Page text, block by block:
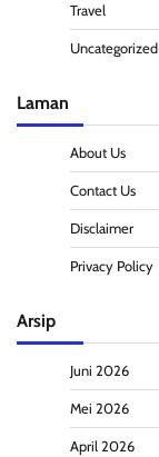
Travel
Uncategorized
Laman
About Us
Contact Us
Disclaimer
Privacy Policy
Arsip
Juni 2026
Mei 2026
April 2026